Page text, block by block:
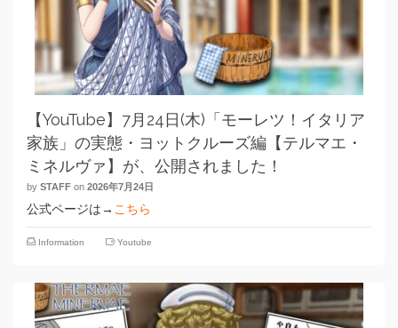
【YouTube】7月24日(木)「モーレツ！イタリア
家族」の実態・ヨットクルーズ編【テルマエ・
ミネルヴァ】が、公開されました！
by STAFF on 2026年7月24日
公式ページは→ こちら
Information Youtube